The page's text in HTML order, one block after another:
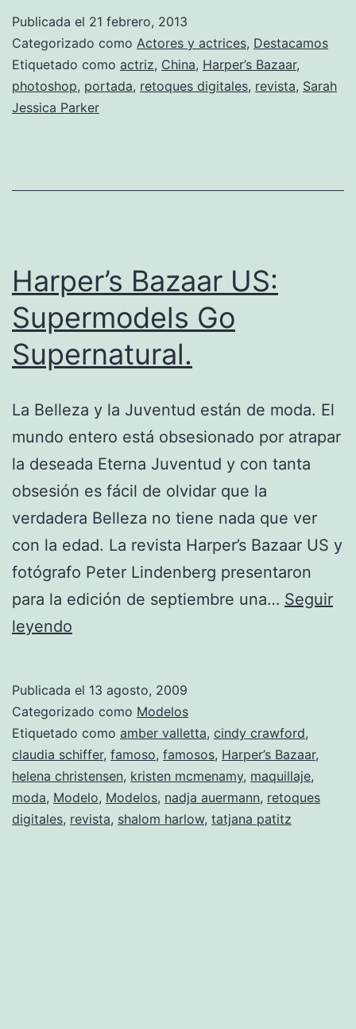
de
Publicada el 21 febrero, 2013
Categorizado como Actores y actrices, Destacamos
Etiquetado como actriz, China, Harper’s Bazaar,
photoshop, portada, retoques digitales, revista, Sarah
Jessica Parker
Harper’s Bazaar US:
Supermodels Go
Supernatural.
La Belleza y la Juventud están de moda. El
mundo entero está obsesionado por atrapar
la deseada Eterna Juventud y con tanta
obsesión es fácil de olvidar que la
verdadera Belleza no tiene nada que ver
con la edad. La revista Harper’s Bazaar US y
fotógrafo Peter Lindenberg presentaron
para la edición de septiembre una… Seguir
leyendo
Supermodels
Go
Supernatural.
Publicada el 13 agosto, 2009
Categorizado como Modelos
Etiquetado como amber valletta, cindy crawford,
claudia schiffer, famoso, famosos, Harper’s Bazaar,
helena christensen, kristen mcmenamy, maquillaje,
moda, Modelo, Modelos, nadja auermann, retoques
digitales, revista, shalom harlow, tatjana patitz